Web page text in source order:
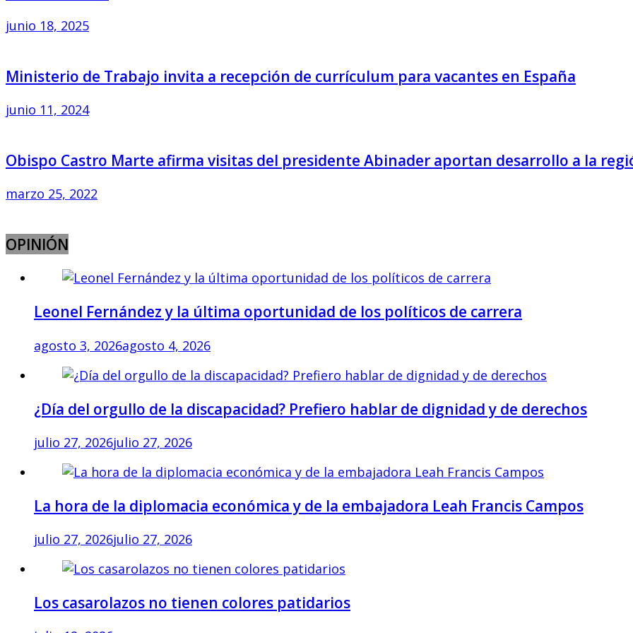
junio 18, 2025
Ministerio de Trabajo invita a recepción de currículum para vacantes en España
junio 11, 2024
Obispo Castro Marte afirma visitas del presidente Abinader aportan desarrollo a la
marzo 25, 2022
OPINIÓN
Leonel Fernández y la última oportunidad de los políticos de carrera
agosto 3, 2026agosto 4, 2026
¿Día del orgullo de la discapacidad? Prefiero hablar de dignidad y de derechos
julio 27, 2026julio 27, 2026
La hora de la diplomacia económica y de la embajadora Leah Francis Campos
julio 27, 2026julio 27, 2026
Los casarolazos no tienen colores patidarios